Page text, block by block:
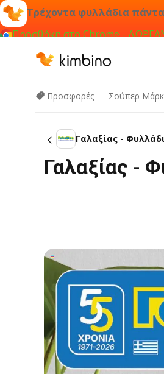
Τρέχοντα φυλλάδια
Προσθήκη στο Chrome -
Προσφορές Σούπερ
Γαλαξίας -
Γαλαξίας -